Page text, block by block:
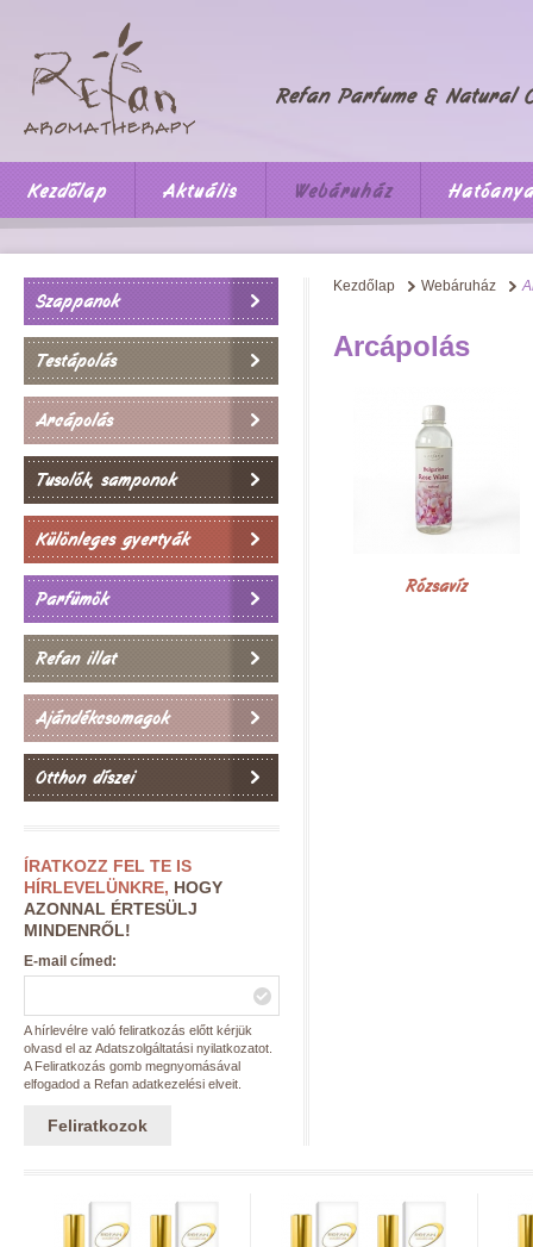
Kezdőlap Aktuális Webáruház
Szappanok
Testápolás
Arcápolás
Tusolók, samponok
Különleges gyertyák
Parfümök
Refan illat
Ajándékcsomagok
Otthon díszei
ÍRATKOZZ FEL TE IS
HÍRLEVELÜNKRE, HOGY
AZONNAL ÉRTESÜLJ
MINDENRŐL!
E-mail címed:
A hírlevélre való feliratkozás előtt kérjük
olvasd el az Adatszolgáltatási nyilatkozatot.
A Feliratkozás gomb megnyomásával
elfogadod a Refan adatkezelési elveit.
Feliratkozok
Kezdőlap Webáruház
Arcápolás
Rózsavíz